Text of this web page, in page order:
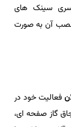
سینک های
آن به صورت
فعالیت خود در
گاز صفحه ای،